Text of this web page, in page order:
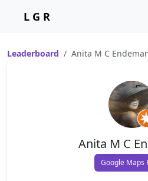
L G R
Leaderboard Anita M C
Anita M C
Google Maps